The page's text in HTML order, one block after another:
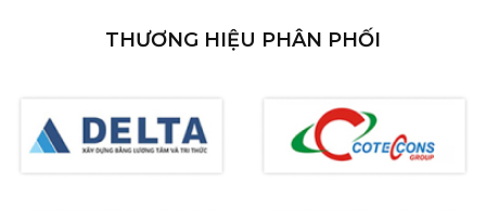
THƯƠNG HIỆU PHÂN PHỐI